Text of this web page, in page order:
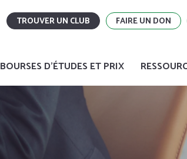
TROUVER UN CLUB FAIRE UN DON
BOURSES D'ÉTUDES ET PRIX